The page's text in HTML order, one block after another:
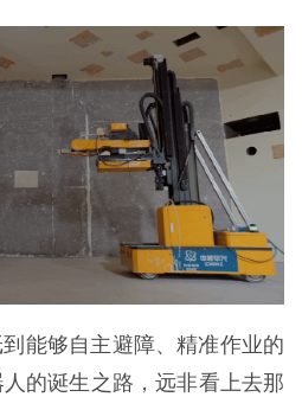
能够自主避障、精准作业的
的诞生之路，远非看上去那